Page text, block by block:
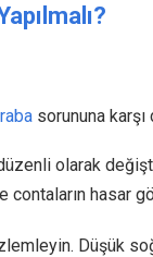
sorununa
olarak
contaların hasar
Düşük